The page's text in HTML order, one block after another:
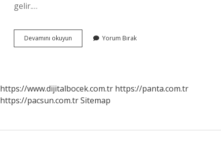
gelir.…
Devamını okuyun
Mı
Yorum Bırak
https://www.dijitalbocek.com.tr https://panta.com.tr
https://pacsun.com.trSitemap